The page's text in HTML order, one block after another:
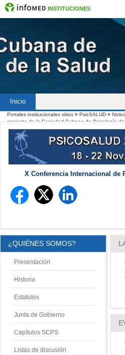
INSTITUCIONES
Inicio
Portales institucionales sitios > PsicSALUD >
conjunto de la Sociedad Cubana de Psicología
Psicología del Minsap
X Conferencia Internacional de
¿QUIÉNES SOMOS?
Presentación
Historia
Estatutos
Junta de Gobierno
Capítulos SCPS
Listas de discusión